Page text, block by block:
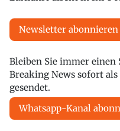
Newsletter abonnieren
Bleiben Sie immer
Breaking News sofort
gesendet.
Whatsapp-Kanal